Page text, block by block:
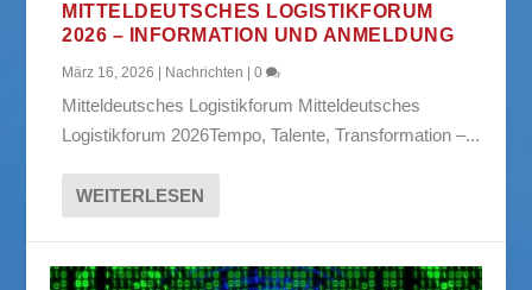
MITTELDEUTSCHES LOGISTIKFORUM
2026 – INFORMATION UND ANMELDUNG
März 16, 2026 Nachrichten |0
Mitteldeutsches Logistikforum Mitteldeutsches
Logistikforum 2026Tempo, Talente, Transformation –...
WEITERLESEN